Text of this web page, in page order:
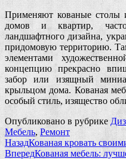
Применяют кованые столы
домов и квартир,
ландшафтного дизайна,
придомовую территорию.
элементами
концепцию прекрасно
забор или изящный
крыльцом дома. Кованая
особый стиль, изящество
Опубликовано в рубрике
Мебель, Ремонт
НазадКованая кровать
ВпередКованая мебель: